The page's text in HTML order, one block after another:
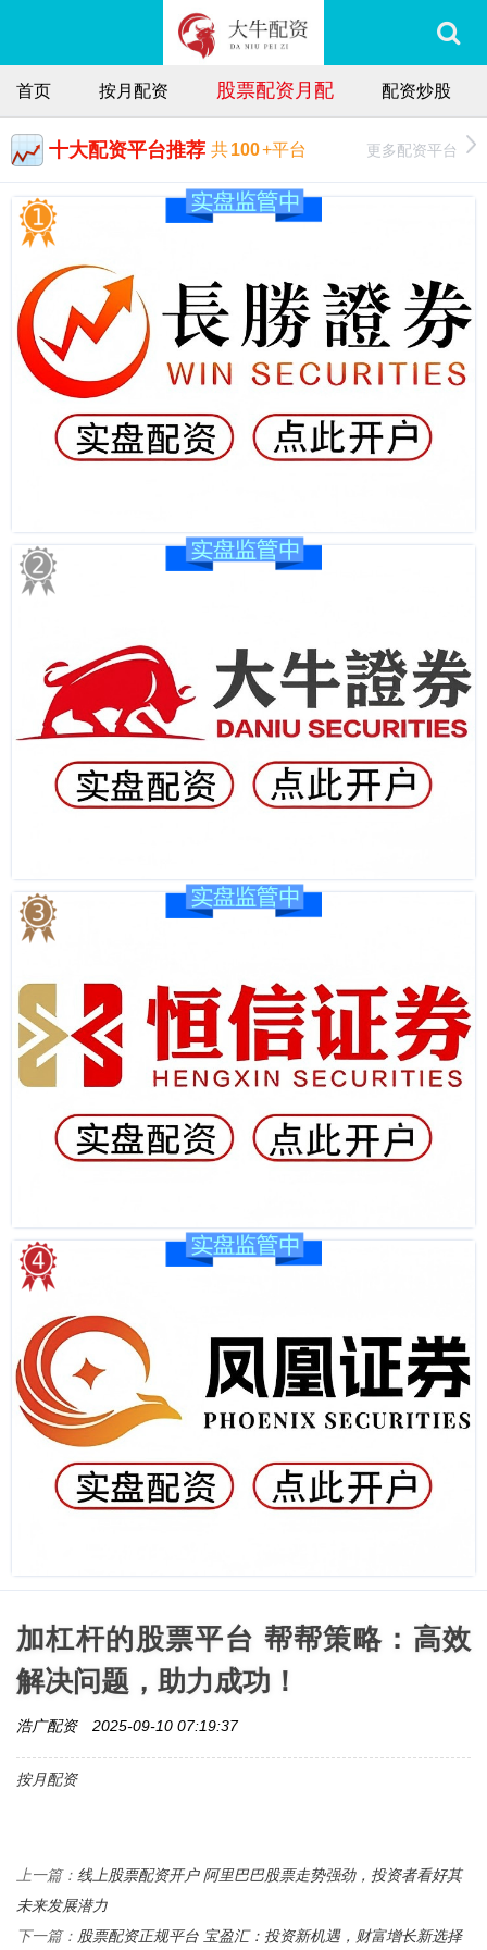
首页 按月配资 股票配资月配 配资炒股
十大配资平台推荐 共100+平台 更多配资平台
加杠杆的股票平台 帮帮策略：高效
解决问题，助力成功！
浩广配资 2025-09-10 07:19:37
按月配资
上一篇： 线上股票配资开户 阿里巴巴股票走势强劲，投资者看好其
未来发展潜力
下一篇： 股票配资正规平台 宝盈汇：投资新机遇，财富增长新选择